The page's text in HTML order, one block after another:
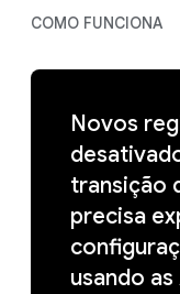
COMO FUNCIONA
Novos
transição
precisa
usando